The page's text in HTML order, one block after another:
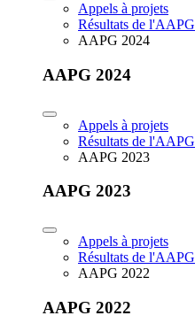
Appels à projets
Résultats de l'AAPG
AAPG 2024
AAPG 2024
Appels à projets
Résultats de l'AAPG
AAPG 2023
AAPG 2023
Appels à projets
Résultats de l'AAPG
AAPG 2022
AAPG 2022